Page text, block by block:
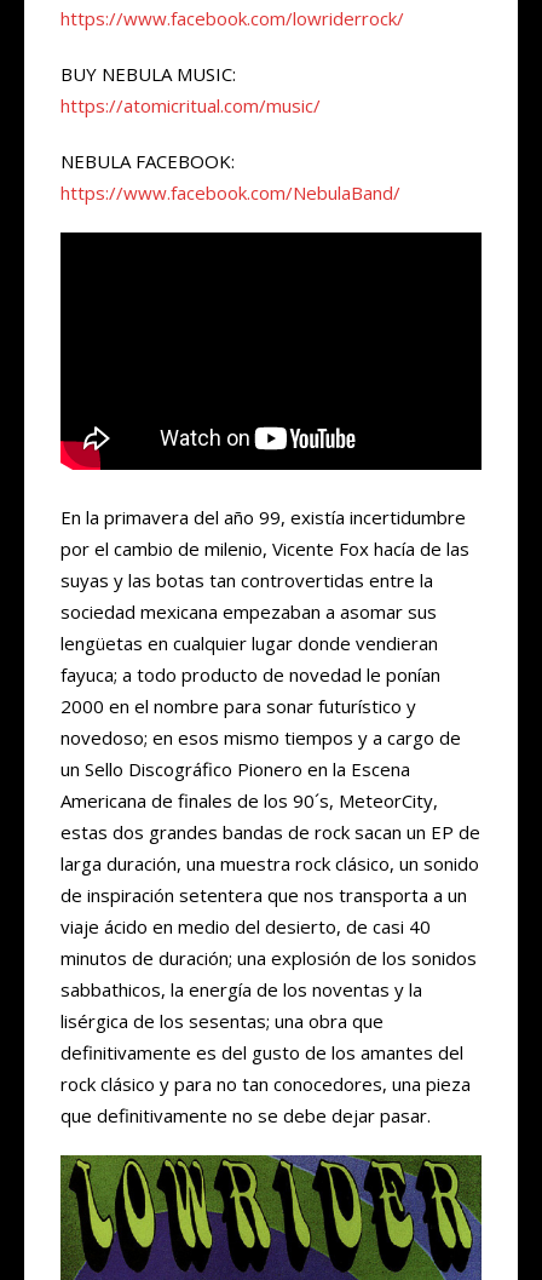
https://www.facebook.com/lowriderrock/
BUY NEBULA MUSIC:
https://atomicritual.com/music/
NEBULA FACEBOOK:
https://www.facebook.com/NebulaBand/
En la primavera del año 99, existía incertidumbre
por el cambio de milenio, Vicente Fox hacía de las
suyas y las botas tan controvertidas entre la
sociedad mexicana empezaban a asomar sus
lengüetas en cualquier lugar donde vendieran
fayuca; a todo producto de novedad le ponían
2000 en el nombre para sonar futurístico y
novedoso; en esos mismo tiempos y a cargo de
un Sello Discográfico Pionero en la Escena
Americana de finales de los 90´s, MeteorCity,
estas dos grandes bandas de rock sacan un EP de
larga duración, una muestra rock clásico, un sonido
de inspiración setentera que nos transporta a un
viaje ácido en medio del desierto, de casi 40
minutos de duración; una explosión de los sonidos
sabbathicos, la energía de los noventas y la
lisérgica de los sesentas; una obra que
definitivamente es del gusto de los amantes del
rock clásico y para no tan conocedores, una pieza
que definitivamente no se debe dejar pasar.